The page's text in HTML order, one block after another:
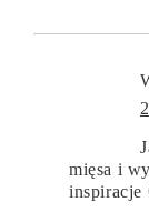
mięsa i
inspiracje